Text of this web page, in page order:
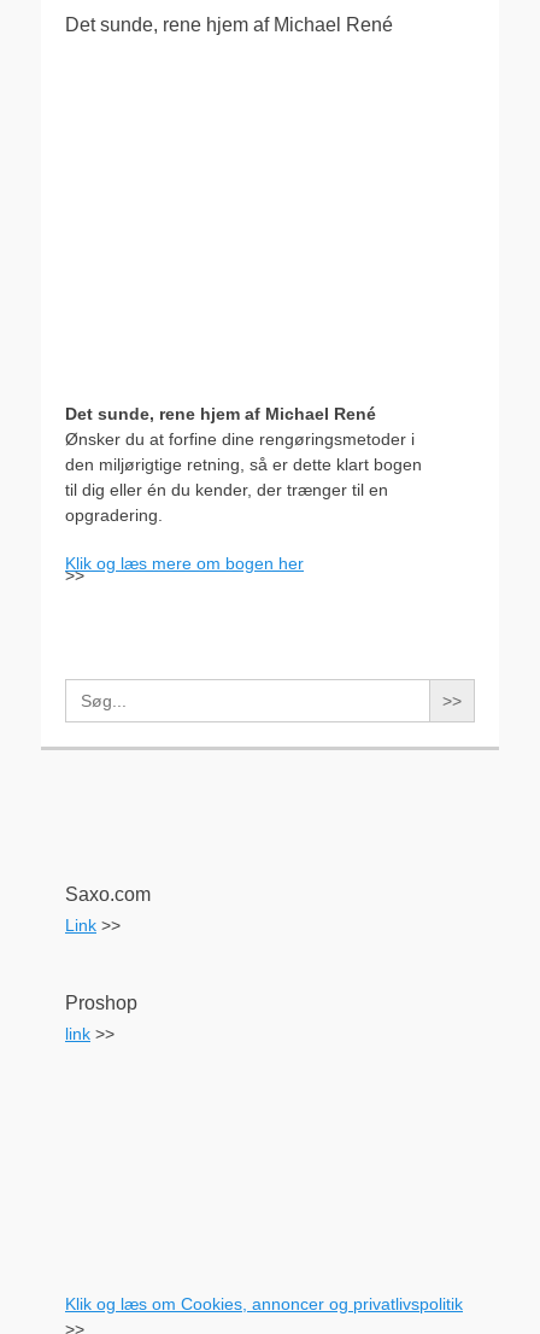
Det sunde, rene hjem af Michael René
Det sunde, rene hjem af Michael René
Ønsker du at forfine dine rengøringsmetoder i
den miljørigtige retning, så er dette klart bogen
til dig eller én du kender, der trænger til en
opgradering.
Klik og læs mere om bogen her
>>
Search
for:
Saxo.com
Link >>
Proshop
link >>
Klik og læs om Cookies, annoncer og privatlivspolitik
>>